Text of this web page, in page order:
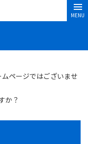
MENU
ページではございませ
か？